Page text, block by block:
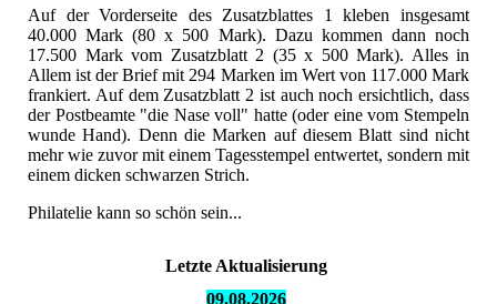
Auf der Vorderseite des Zusatzblattes 1 kleben insgesamt
40.000 Mark (80 x 500 Mark). Dazu kommen dann noch
17.500 Mark vom Zusatzblatt 2 (35 x 500 Mark). Alles in
Allem ist der Brief mit 294 Marken im Wert von 117.000 Mark
frankiert. Auf dem Zusatzblatt 2 ist auch noch ersichtlich, dass
der Postbeamte "die Nase voll" hatte (oder eine vom Stempeln
wunde Hand). Denn die Marken auf diesem Blatt sind nicht
mehr wie zuvor mit einem Tagesstempel entwertet, sondern mit
einem dicken schwarzen Strich.
Philatelie kann so schön sein...
Letzte Aktualisierung
09.08.2026